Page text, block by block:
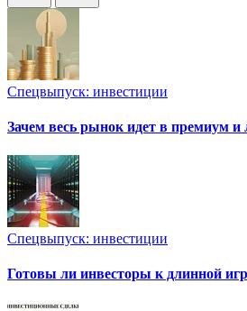
Спецвыпуск: инвестиции
Зачем весь рынок идет в премиум и
Спецвыпуск: инвестиции
Готовы ли инвесторы к длинной